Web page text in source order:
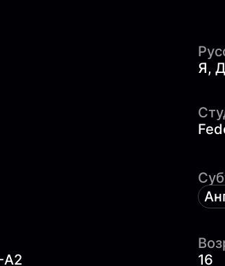
Я,
A2
16